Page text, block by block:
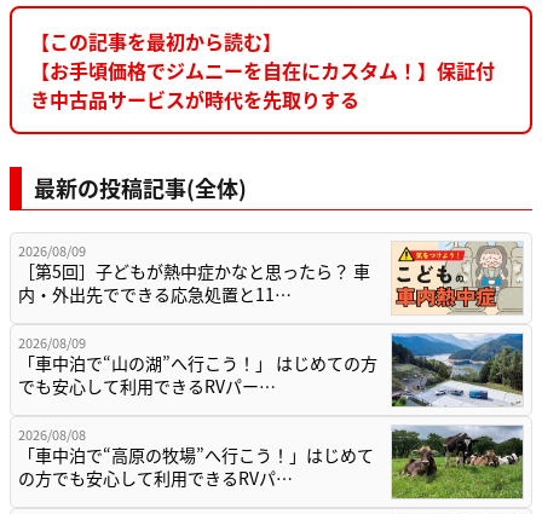
【この記事を最初から読む】
【お手頃価格でジムニーを自在にカスタム！】保証付
き中古品サービスが時代を先取りする
最新の投稿記事(全体)
2026/08/09
［第5回］子どもが熱中症かなと思ったら？ 車
内・外出先でできる応急処置と11…
2026/08/09
「車中泊で“山の湖”へ行こう！」 はじめての方
でも安心して利用できるRVパー…
2026/08/08
「車中泊で“高原の牧場”へ行こう！」はじめて
の方でも安心して利用できるRVパ…